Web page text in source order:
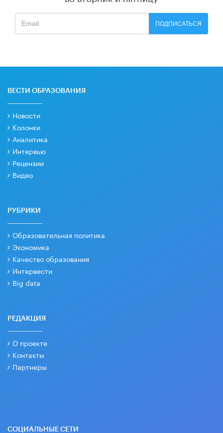
ПОДПИСАТЬСЯ
ВЕСТИ ОБРАЗОВАНИЯ
Новости
Колонки
Аналитика
Интервью
Рецензии
Видео
РУБРИКИ
Образовательная политика
Экономика
Качество образования
Интервести
Big data
РЕДАКЦИЯ
О проекте
Контакты
Партнеры
СОЦИАЛЬНЫЕ СЕТИ